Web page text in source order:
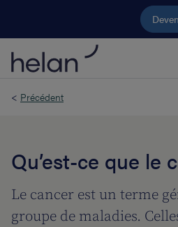
Aller au
< Précédent
Qu’est-ce que le
Le cancer est un terme
groupe de maladies.